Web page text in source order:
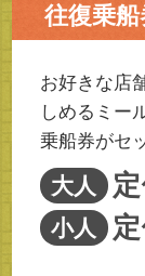
往復乗船
お好きな店
しめるミー
乗船券がセ
大人
小人